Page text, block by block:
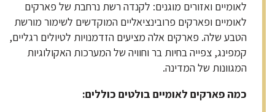
לאומיים ואזורים מוגנים: לקנדה רשת נרחבת של פארקים
לאומיים ופארקים פרובינציאליים המוקדשים לשימור מורשת
הטבע שלה. פארקים אלה מציעים הזדמנויות לטיולים רגליים,
קמפינג, צפייה בחיות בר וחוויה של המערכות האקולוגיות
המגוונות של המדינה.
כמה פארקים לאומיים בולטים כוללים: